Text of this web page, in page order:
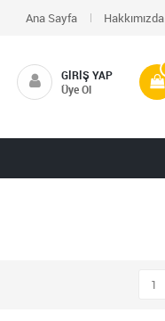
Ana Sayfa Hakkımızda
GIRIŞ YAP
Üye Ol
1